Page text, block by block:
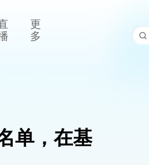
更
多
单，在基